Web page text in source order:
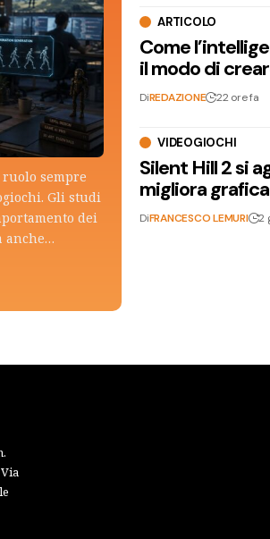
sempre
Gli studi
dei
anche…
ARTICOLO
Come
il modo di
DiREDAZIONE 22 ore fa
VIDEOGIOCHI
Silent Hill 2 si
migliora
DiFRANCESCO LEMURI 2